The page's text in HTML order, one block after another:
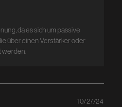
da es sich um passive
über einen Verstärker oder
10/27/24